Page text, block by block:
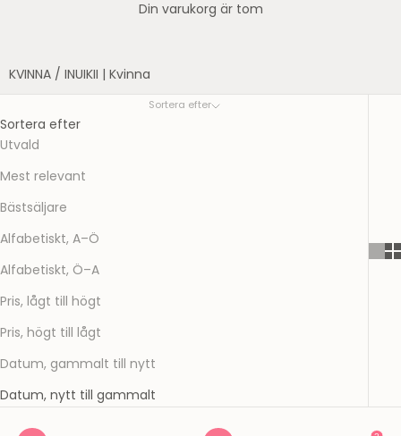
Din varukorg är tom
KVINNA / INUIKII | Kvinna
Sortera efter
Sortera efter
Utvald
Mest relevant
Bästsäljare
Alfabetiskt, A–Ö
Alfabetiskt, Ö–A
Pris, lågt till högt
Pris, högt till lågt
Datum, gammalt till nytt
Datum, nytt till gammalt